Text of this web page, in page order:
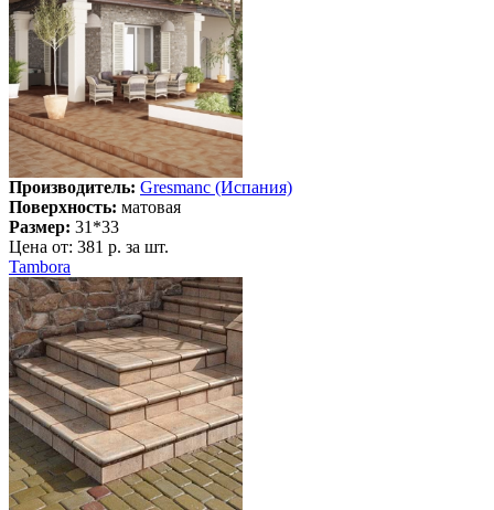
Производитель: Gresmanc (Испания)
Поверхность: матовая
Размер: 31*33
Цена от: 381 р. за шт.
Tambora